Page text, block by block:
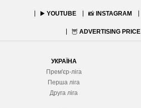
▶️ YOUTUBE 📸 INSTAGRAM
🦉 ADVERTISING PRICE
УКРАЇНА
Прем'єр-ліга
Перша ліга
Друга ліга